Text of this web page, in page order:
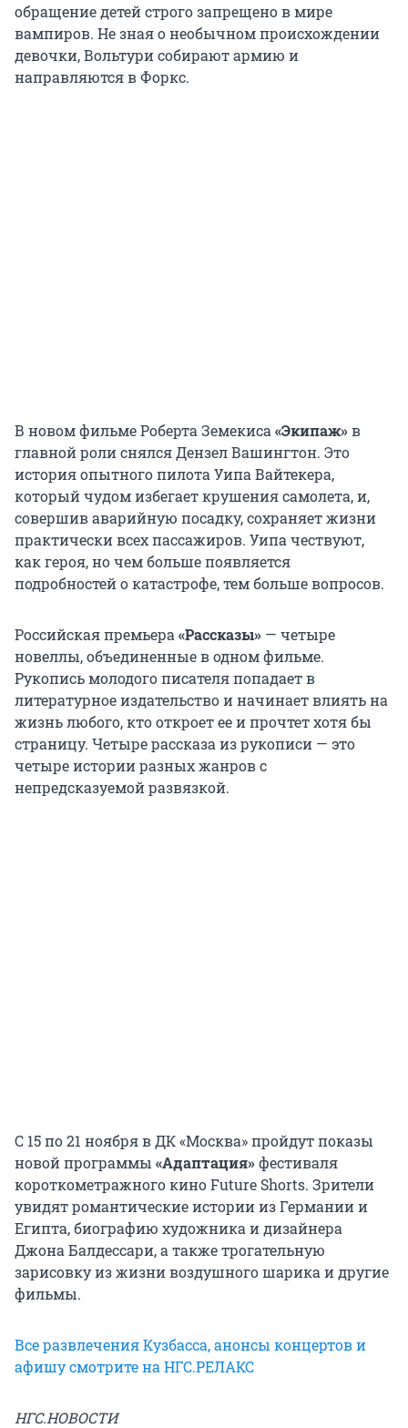
обращение детей строго запрещено в мире
вампиров. Не зная о необычном происхождении
девочки, Вольтури собирают армию и
направляются в Форкс.
В новом фильме Роберта Земекиса «Экипаж»в
главной роли снялся Дензел Вашингтон. Это
история опытного пилота Уипа Вайтекера,
который чудом избегает крушения самолета, и,
совершив аварийную посадку, сохраняет жизни
практически всех пассажиров. Уипа чествуют,
как героя, но чем больше появляется
подробностей о катастрофе, тем больше вопросов.
Российская премьера «Рассказы» — четыре
новеллы, объединенные в одном фильме.
Рукопись молодого писателя попадает в
литературное издательство и начинает влиять на
жизнь любого, кто откроет ее и прочтет хотя бы
страницу. Четыре рассказа из рукописи — это
четыре истории разных жанров с
непредсказуемой развязкой.
С 15 по 21 ноября в ДК «Москва» пройдут показы
новой программы «Адаптация»фестиваля
короткометражного кино Future Shorts. Зрители
увидят романтические истории из Германии и
Египта, биографию художника и дизайнера
Джона Балдессари, а также трогательную
зарисовку из жизни воздушного шарика и другие
фильмы.
Все развлечения Кузбасса, анонсы концертов и
афишу смотрите на НГС.РЕЛАКС
НГС.НОВОСТИ